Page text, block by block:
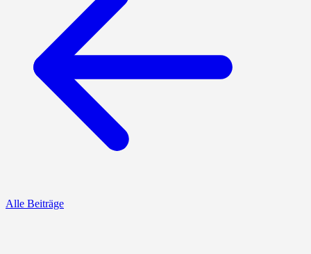
Alle Beiträge